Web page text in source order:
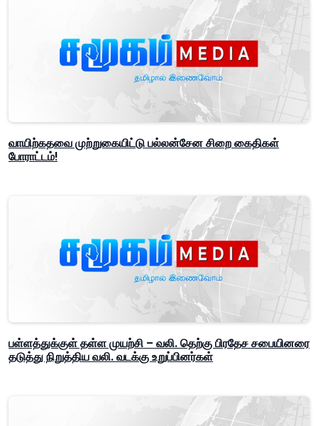
வாயிற்கதவை முற்றுகையிட்டு பல்லன்சேன சிறை கைதிகள்
போராட்டம்!
பள்ளத்துக்குள் தள்ள முயற்சி – வலி. தெற்கு பிரதேச சபையினரை
தடுத்து நிறுத்திய வலி. வடக்கு உறுப்பினர்கள்